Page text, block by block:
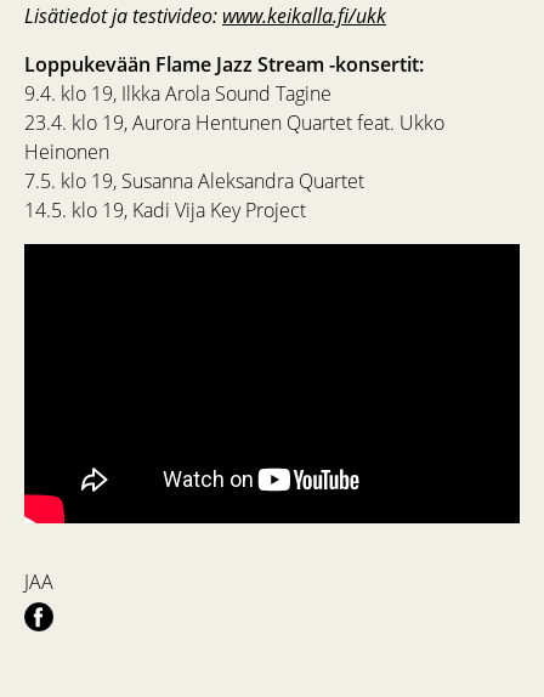
Lisätiedot ja testivideo: www.keikalla.fi/ukk
Loppukevään Flame Jazz Stream -konsertit:
9.4. klo 19, Ilkka Arola Sound Tagine
23.4. klo 19, Aurora Hentunen Quartet feat. Ukko
Heinonen
7.5. klo 19, Susanna Aleksandra Quartet
14.5. klo 19, Kadi Vija Key Project
JAA